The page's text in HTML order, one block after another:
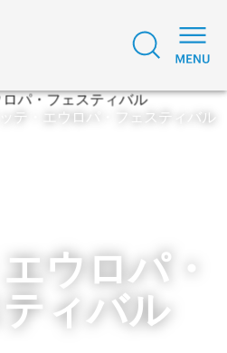
ッテ・エウロパ・フェスティバル
ウロパ・
ィバル